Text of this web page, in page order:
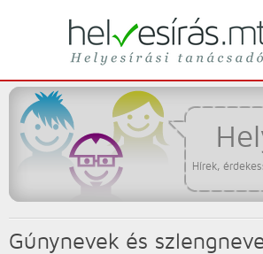
helyesírás
Helyesírási tanácsadó
Hírek,
Gúnynevek és